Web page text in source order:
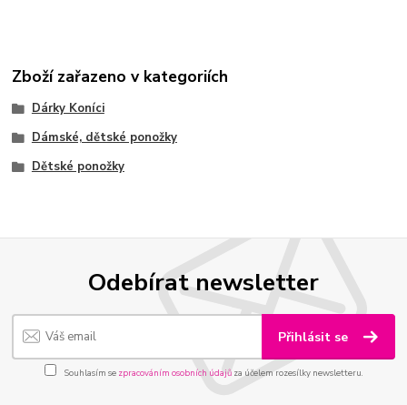
Zboží zařazeno v kategoriích
Dárky Koníci
Dámské, dětské ponožky
Dětské ponožky
Odebírat newsletter
Přihlásit se
Souhlasím se zpracováním osobních údajůza účelem rozesílky newsletteru.